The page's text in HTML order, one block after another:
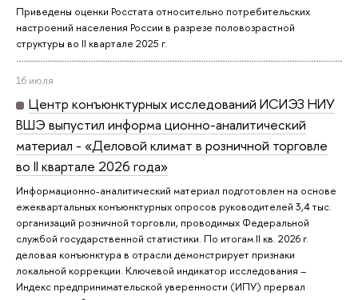
Приведены оценки Росстата относительно потребительских
настроений населения России в разрезе половозрастной
структуры во II квартале 2025 г.
16 июля
Центр конъюнктурных исследований ИСИЭЗ НИУ
ВШЭ выпустил информа ционно-аналитический
материал - «Деловой климат в розничной торговле
во II квартале 2026 года»
Информационно-аналитический материал подготовлен на основе
ежеквартальных конъюнктурных опросов руководителей 3,4 тыс.
организаций розничной торговли, проводимых Федеральной
службой государственной статистики. По итогам II кв. 2026 г.
деловая конъюнктура в отрасли демонстрирует признаки
локальной коррекции. Ключевой индикатор исследования –
Индекс предпринимательской уверенности (ИПУ) прервал